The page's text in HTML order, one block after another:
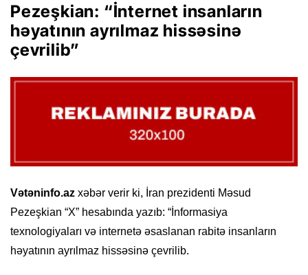
Pezeşkian: “İnternet insanların
həyatının ayrılmaz hissəsinə
çevrilib”
Vətəninfo.az xəbər verir ki, İran prezidenti Məsud
Pezeşkian “X” hesabında yazıb: “İnformasiya
texnologiyaları və internetə əsaslanan rabitə insanların
həyatının ayrılmaz hissəsinə çevrilib.